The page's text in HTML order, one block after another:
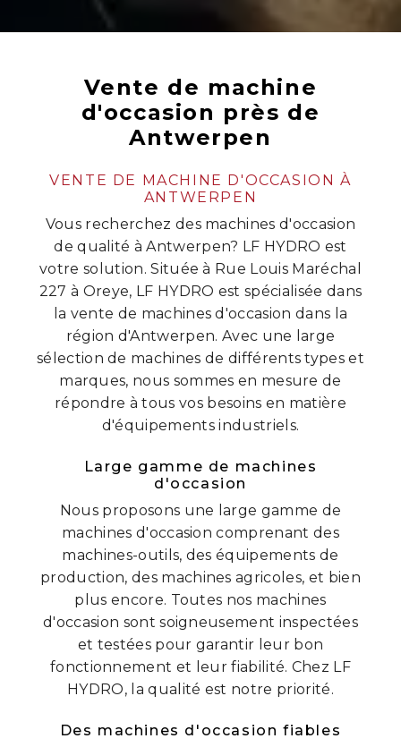
Vente de machine
d'occasion près de
Antwerpen
VENTE DE MACHINE D'OCCASION À
ANTWERPEN
Vous recherchez des machines d'occasion
de qualité à Antwerpen? LF HYDRO est
votre solution. Située à Rue Louis Maréchal
227 à Oreye, LF HYDRO est spécialisée dans
la vente de machines d'occasion dans la
région d'Antwerpen. Avec une large
sélection de machines de différents types et
marques, nous sommes en mesure de
répondre à tous vos besoins en matière
d'équipements industriels.
Large gamme de machines
d'occasion
Nous proposons une large gamme de
machines d'occasion comprenant des
machines-outils, des équipements de
production, des machines agricoles, et bien
plus encore. Toutes nos machines
d'occasion sont soigneusement inspectées
et testées pour garantir leur bon
fonctionnement et leur fiabilité. Chez LF
HYDRO, la qualité est notre priorité.
Des machines d'occasion fiables